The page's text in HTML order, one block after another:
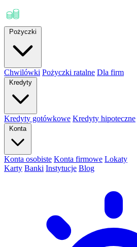
Pożyczki
Chwilówki Pożyczki ratalne Dla firm
Kredyty
Kredyty gotówkowe Kredyty hipoteczne
Konta
Konta osobiste Konta firmowe Lokaty
Karty Banki Instytucje Blog